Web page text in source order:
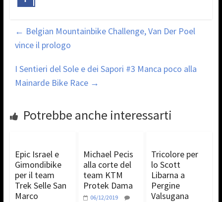
← Belgian Mountainbike Challenge, Van Der Poel
vince il prologo
I Sentieri del Sole e dei Sapori #3 Manca poco alla
Mainarde Bike Race →
Potrebbe anche interessarti
Epic Israel e
Gimondibike
per il team
Trek Selle San
Marco
Michael Pecis
alla corte del
team KTM
Protek Dama
06/12/2019
Tricolore per
lo Scott
Libarna a
Pergine
Valsugana